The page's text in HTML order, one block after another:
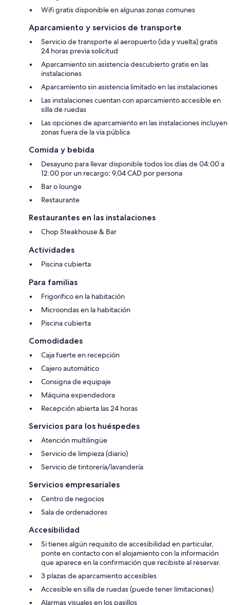
Wifi gratis disponible en algunas zonas comunes
Aparcamiento y servicios de transporte
Servicio de transporte al aeropuerto (ida y vuelta) gratis
24 horas previa solicitud
Aparcamiento sin asistencia descubierto gratis en las
instalaciones
Aparcamiento sin asistencia limitado en las instalaciones
Las instalaciones cuentan con aparcamiento accesible en
silla de ruedas
Las opciones de aparcamiento en las instalaciones incluyen
zonas fuera de la vía pública
Comida y bebida
Desayuno para llevar disponible todos los días de 04:00 a
12:00 por un recargo; 9,04 CAD por persona
Bar o lounge
Restaurante
Restaurantes en las instalaciones
Chop Steakhouse & Bar
Actividades
Piscina cubierta
Para familias
Frigorífico en la habitación
Microondas en la habitación
Piscina cubierta
Comodidades
Caja fuerte en recepción
Cajero automático
Consigna de equipaje
Máquina expendedora
Recepción abierta las 24 horas
Servicios para los huéspedes
Atención multilingüe
Servicio de limpieza (diario)
Servicio de tintorería/lavandería
Servicios empresariales
Centro de negocios
Sala de ordenadores
Accesibilidad
Si tienes algún requisito de accesibilidad en particular,
ponte en contacto con el alojamiento con la información
que aparece en la confirmación que recibiste al reservar.
3 plazas de aparcamiento accesibles
Accesible en silla de ruedas (puede tener limitaciones)
Alarmas visuales en los pasillos